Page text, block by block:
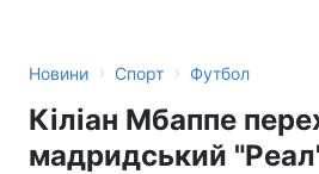
Новини › Спорт › Футбол
Кіліан Мбаппе
мадридський